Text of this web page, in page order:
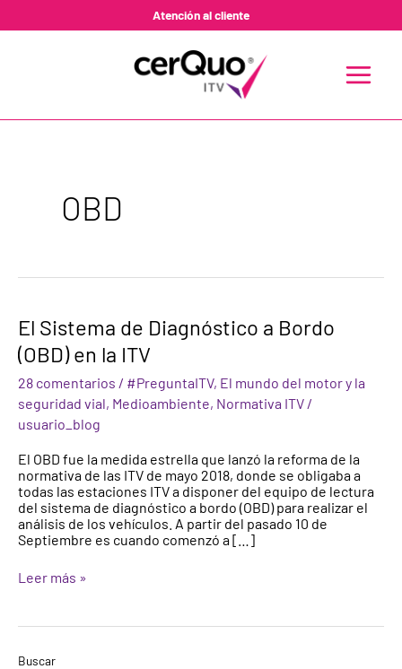
Atención al cliente
MENU
OBD
El Sistema de Diagnóstico a Bordo
(OBD) en la ITV
28 comentarios / #PreguntaITV, El mundo del motor y la
seguridad vial, Medioambiente, Normativa ITV /
usuario_blog
El OBD fue la medida estrella que lanzó la reforma de la
normativa de las ITV de mayo 2018, donde se obligaba a
todas las estaciones ITV a disponer del equipo de lectura
del sistema de diagnóstico a bordo (OBD) para realizar el
análisis de los vehículos. A partir del pasado 10 de
Septiembre es cuando comenzó a […]
El
Sistema
de
Diagnóstico
a
Bordo
(OBD)
en
ITV
Leer más »
Buscar